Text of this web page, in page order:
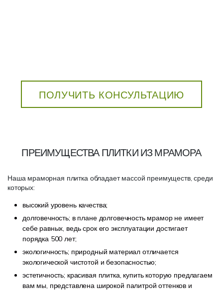
ПОЛУЧИТЬ КОНСУЛЬТАЦИЮ
ПРЕИМУЩЕСТВА ПЛИТКИ ИЗ МРАМОРА
Наша мраморная плитка обладает массой преимуществ, среди
которых:
высокий уровень качества;
долговечность; в плане долговечность мрамор не имеет
себе равных, ведь срок его эксплуатации достигает
порядка 500 лет;
экологичность; природный материал отличается
экологической чистотой и безопасностью;
эстетичность; красивая плитка, купить которую предлагаем
вам мы, представлена широкой палитрой оттенков и